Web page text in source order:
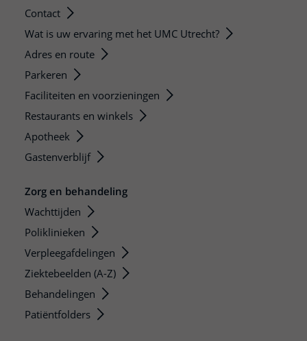
Contact
Wat is uw ervaring met het UMC Utrecht?
Adres en route
Parkeren
Faciliteiten en voorzieningen
Restaurants en winkels
Apotheek
Gastenverblijf
Zorg en behandeling
Wachttijden
Poliklinieken
Verpleegafdelingen
Ziektebeelden (A-Z)
Behandelingen
Patiëntfolders